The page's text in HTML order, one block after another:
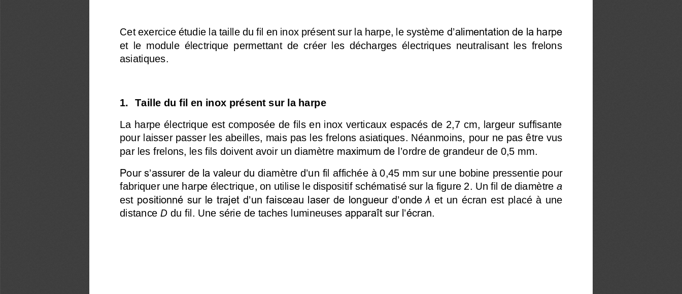
Cet exercice étudie la taille du fil en inox présent sur la harpe, le système d’alimentation de la harpe
et  le  module  électrique  permettant  de  créer  les  décharges  électriques  neutralisant  les  frelons
asiatiques
1.
Taille du fil en inox présent sur la harpe
La harpe électrique est composée de fils en inox verticaux espacés de 2,7 cm, largeur suffisante
pour laisser passer les abeilles, mais pas les frelons asiatiques. Néanmoins,
pour ne pas être vus
par les frelons, les fils doivent avoir un diamètre maximum de l’ordre de grandeur de 0,5 mm.
Pour s’assurer de la valeur du diamètre d’un fil affichée à 0,45 mm sur une bobine pressentie pour
fabriquer une harpe électrique , on utilise le dispositif schématisé sur la figure 2 Un fil de diamètre a
est positionné sur le trajet d’un faisceau laser de longueur d’onde λ et un écran  est  placé  à  une
distance D du fil. Une série de taches lumineuses apparaît sur l’écran